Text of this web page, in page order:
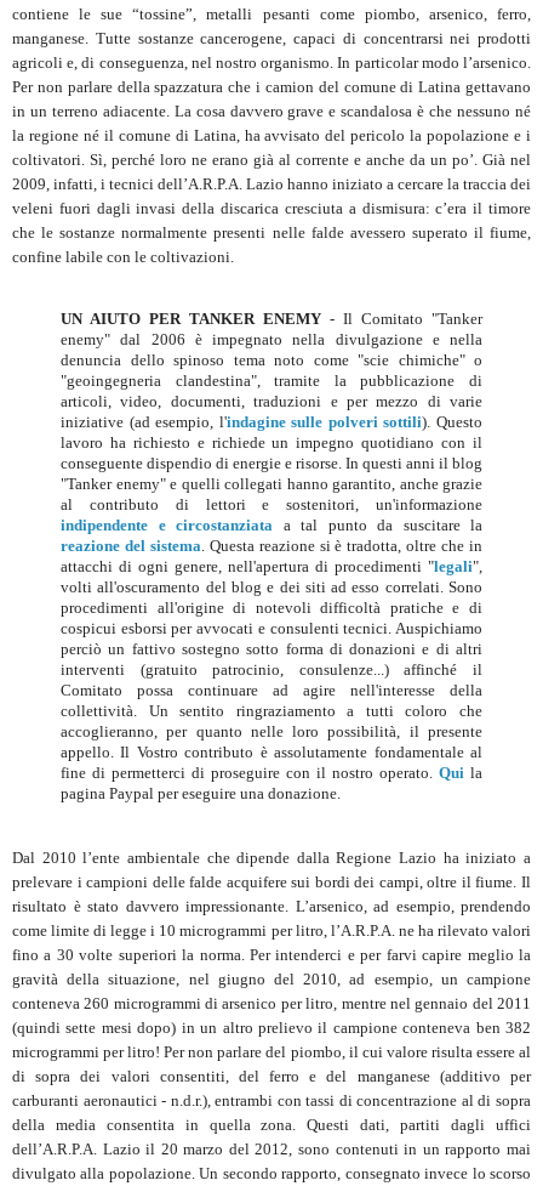
contiene le sue “tossine”, metalli pesanti come piombo, arsenico, ferro,
manganese. Tutte sostanze cancerogene, capaci di concentrarsi nei prodotti
agricoli e, di conseguenza, nel nostro organismo. In particolar modo l’arsenico.
Per non parlare della spazzatura che i camion del comune di Latina gettavano
in un terreno adiacente. La cosa davvero grave e scandalosa è che nessuno né
la regione né il comune di Latina, ha avvisato del pericolo la popolazione e i
coltivatori. Sì, perché loro ne erano già al corrente e anche da un po’. Già nel
2009, infatti, i tecnici dell’A.R.P.A. Lazio hanno iniziato a cercare la traccia dei
veleni fuori dagli invasi della discarica cresciuta a dismisura: c’era il timore
che le sostanze normalmente presenti nelle falde avessero superato il fiume,
confine labile con le coltivazioni.
UN AIUTO PER TANKER ENEMY - Il Comitato "Tanker
enemy" dal 2006 è impegnato nella divulgazione e nella
denuncia dello spinoso tema noto come "scie chimiche" o
"geoingegneria clandestina", tramite la pubblicazione di
articoli, video, documenti, traduzioni e per mezzo di varie
iniziative (ad esempio, l'indagine sulle polveri sottili). Questo
lavoro ha richiesto e richiede un impegno quotidiano con il
conseguente dispendio di energie e risorse. In questi anni il blog
"Tanker enemy" e quelli collegati hanno garantito, anche grazie
al contributo di lettori e sostenitori, un'informazione
indipendente e circostanziata a tal punto da suscitare la
reazione del sistema. Questa reazione si è tradotta, oltre che in
attacchi di ogni genere, nell'apertura di procedimenti "legali",
volti all'oscuramento del blog e dei siti ad esso correlati. Sono
procedimenti all'origine di notevoli difficoltà pratiche e di
cospicui esborsi per avvocati e consulenti tecnici. Auspichiamo
perciò un fattivo sostegno sotto forma di donazioni e di altri
interventi (gratuito patrocinio, consulenze...) affinché il
Comitato possa continuare ad agire nell'interesse della
collettività. Un sentito ringraziamento a tutti coloro che
accoglieranno, per quanto nelle loro possibilità, il presente
appello. Il Vostro contributo è assolutamente fondamentale al
fine di permetterci di proseguire con il nostro operato. Qui la
pagina Paypal per eseguire una donazione.
Dal 2010 l’ente ambientale che dipende dalla Regione Lazio ha iniziato a
prelevare i campioni delle falde acquifere sui bordi dei campi, oltre il fiume. Il
risultato è stato davvero impressionante. L’arsenico, ad esempio, prendendo
come limite di legge i 10 microgrammi per litro, l’A.R.P.A. ne ha rilevato valori
fino a 30 volte superiori la norma. Per intenderci e per farvi capire meglio la
gravità della situazione, nel giugno del 2010, ad esempio, un campione
conteneva 260 microgrammi di arsenico per litro, mentre nel gennaio del 2011
(quindi sette mesi dopo) in un altro prelievo il campione conteneva ben 382
microgrammi per litro! Per non parlare del piombo, il cui valore risulta essere al
di sopra dei valori consentiti, del ferro e del manganese (additivo per
carburanti aeronautici - n.d.r.), entrambi con tassi di concentrazione al di sopra
della media consentita in quella zona. Questi dati, partiti dagli uffici
dell’A.R.P.A. Lazio il 20 marzo del 2012, sono contenuti in un rapporto mai
divulgato alla popolazione. Un secondo rapporto, consegnato invece lo scorso